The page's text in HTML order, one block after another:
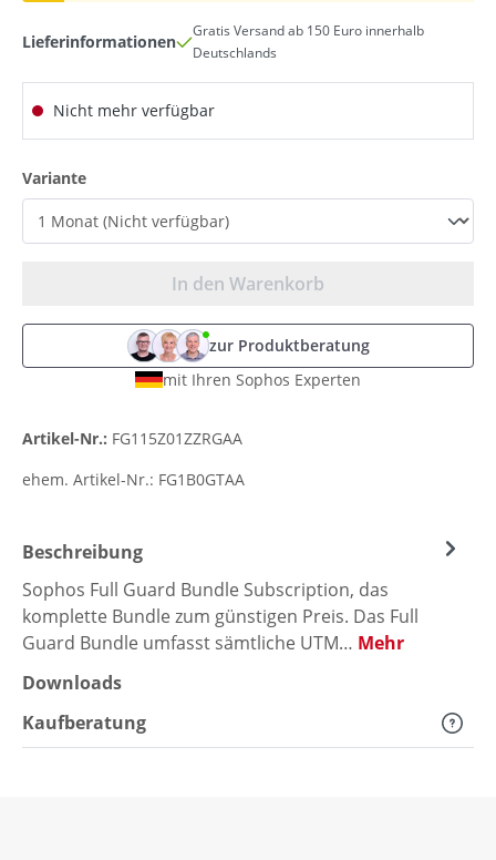
Lieferinformationen
Gratis Versand ab 150 Euro innerhalb
Deutschlands
Nicht mehr verfügbar
Varianteauswählen
In den Warenkorb
zur Produktberatung
mit Ihren Sophos Experten
Artikel-Nr.: FG115Z01ZZRGAA
ehem. Artikel-Nr.: FG1B0GTAA
Beschreibung
Sophos Full Guard Bundle Subscription, das
komplette Bundle zum günstigen Preis. Das Full
Guard Bundle umfasst sämtliche UTM… Mehr
Downloads
Kaufberatung